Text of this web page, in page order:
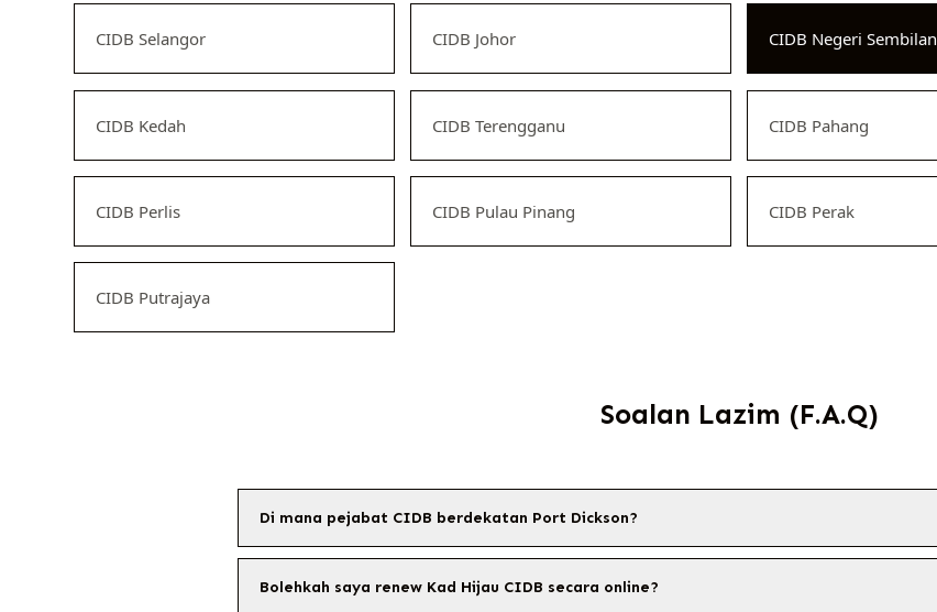
CIDB Selangor CIDB Johor CIDB Negeri Sembilan
CIDB Kedah CIDB Terengganu CIDB Pahang
CIDB Perlis CIDB Pulau Pinang CIDB Perak
CIDB Putrajaya
Soalan Lazim (F.A.Q)
Di mana pejabat CIDB berdekatan Port Dickson?
Bolehkah saya renew Kad Hijau CIDB secara online?